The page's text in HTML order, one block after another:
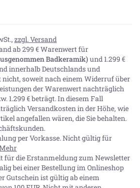
zzgl. Versand
ab 299 € Warenwert für
Badkeramik) und 1.299 €
innerhalb Deutschlands und
nicht, soweit nach einem Widerruf über
der Warenwert nachträglich
1.299 € beträgt. In diesem Fall
Versandkosten in der Höhe, wie
angefallen wären, die Sie behalten.
per Vorkasse. Nicht gültig für
für die Erstanmeldung zum Newsletter
bei einer Bestellung im Onlineshop
Gutschein ist gültig ab einem